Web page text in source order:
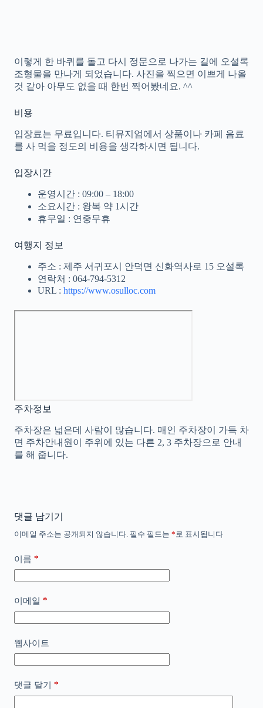
이렇게 한 바퀴를 돌고 다시 정문으로 나가는 길에 오설록
조형물을 만나게 되었습니다. 사진을 찍으면 이쁘게 나올
것 같아 아무도 없을 때 한번 찍어봤네요. ^^
비용
입장료는 무료입니다. 티뮤지엄에서 상품이나 카페 음료
를 사 먹을 정도의 비용을 생각하시면 됩니다.
입장시간
운영시간 : 09:00 – 18:00
소요시간 : 왕복 약 1시간
휴무일 : 연중무휴
여행지 정보
주소 : 제주 서귀포시 안덕면 신화역사로 15 오설록
연락처 : 064-794-5312
URL : https://www.osulloc.com
주차정보
주차장은 넓은데 사람이 많습니다. 매인 주차장이 가득 차
면 주차안내원이 주위에 있는 다른 2, 3 주차장으로 안내
를 해 줍니다.
댓글 남기기
이메일 주소는 공개되지 않습니다. 필수 필드는 * 로 표시됩니다
이름 *
이메일 *
웹사이트
댓글 달기 *